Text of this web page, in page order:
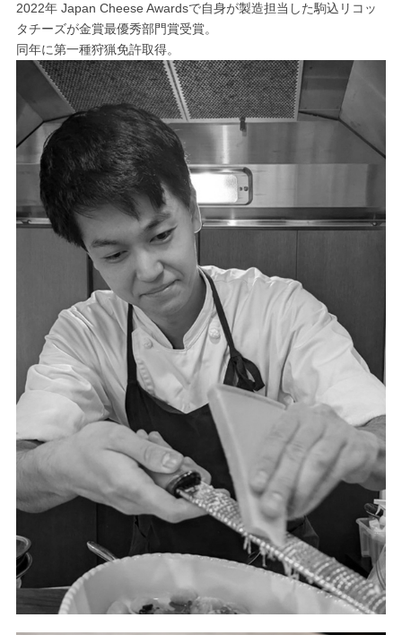
2022年 Japan Cheese Awardsで自身が製造担当した駒込リコッ
タチーズが金賞最優秀部門賞受賞。
同年に第一種狩猟免許取得。